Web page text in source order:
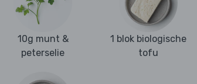
10g munt &
peterselie
1 blok biologische
tofu